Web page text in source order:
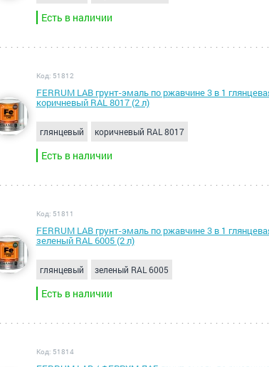
Есть в наличии
Код: 51812
FERRUM LAB грунт-эмаль по ржавчине 3 в 1
коричневый RAL 8017 (2 л)
глянцевый коричневый RAL 8017
Есть в наличии
Код: 51811
FERRUM LAB грунт-эмаль по ржавчине 3 в 1
зеленый RAL 6005 (2 л)
глянцевый зеленый RAL 6005
Есть в наличии
Код: 51814